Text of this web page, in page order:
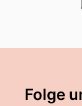
Folge